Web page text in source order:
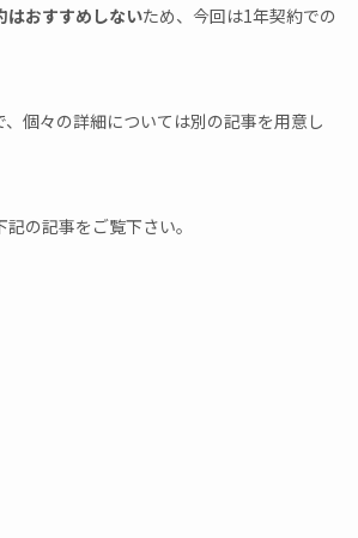
はおすすめしないため、今回は1年契約での
個々の詳細については別の記事を用意し
の記事をご覧下さい。